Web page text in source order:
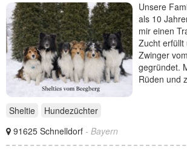
Unsere
als 10
mir einen
Zucht erfüllt
Zwinger
gegründet.
Rüden und
Sheltie
Hundezüchter
91625 Schnelldorf - Bayern